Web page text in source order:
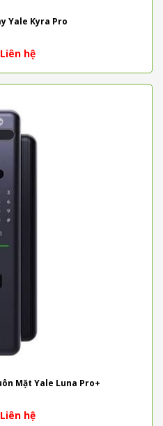
Yale Kyra Pro
Liên hệ
Mặt Yale Luna Pro+
Liên hệ